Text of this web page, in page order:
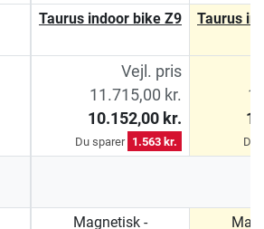
Taurus indoor bike Z9
Taurus
Vejl. pris
11.715,00 kr.
10.152,00 kr.
Du sparer 1.563 kr. Du
Magnetisk -